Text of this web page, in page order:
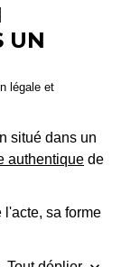
UN
légale et
situé dans un
authentique de
l'acte, sa forme